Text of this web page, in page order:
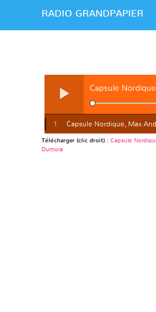
RADIO GRANDPAPIER
1 Capsule Nordique, Max
Dumora
Télécharger (clic droit) : Capsule
Dumora